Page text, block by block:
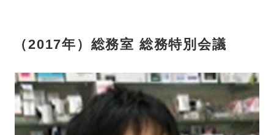
（2017年）総務室 総務特別会議